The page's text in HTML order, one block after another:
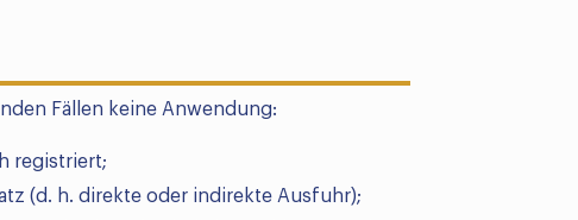
Fällen keine Anwendung:
registriert;
(d. h. direkte oder indirekte Ausfuhr);